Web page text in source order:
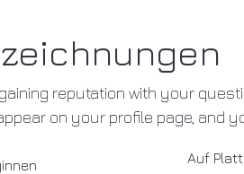
reputation with your
on your profile page, and
Auf